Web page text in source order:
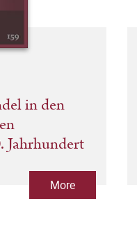
in den
Jahrhundert
More